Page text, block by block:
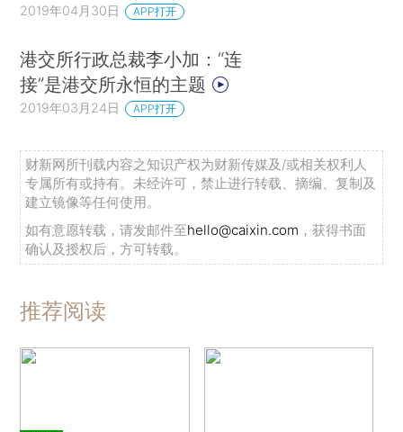
2019年04月30日 APP打开
港交所行政总裁李小加：“连
接”是港交所永恒的主题
2019年03月24日 APP打开
财新网所刊载内容之知识产权为财新传媒及/或相关权利人
专属所有或持有。未经许可，禁止进行转载、摘编、复制及
建立镜像等任何使用。
如有意愿转载，请发邮件至hello@caixin.com ，获得书面
确认及授权后，方可转载。
推荐阅读